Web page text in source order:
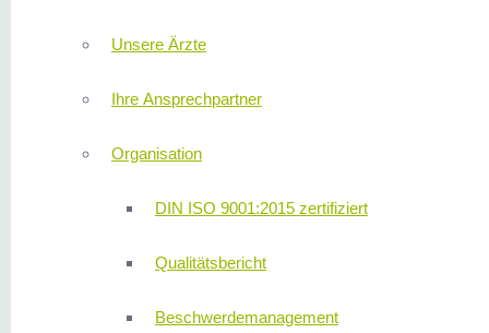
Unsere Ärzte
Ihre Ansprechpartner
Organisation
DIN ISO 9001:2015 zertifiziert
Qualitätsbericht
Beschwerdemanagement